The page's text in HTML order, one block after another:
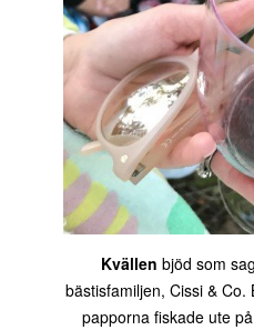
Kvällen bjöd som
bästisfamiljen, Cissi &
papporna fiskade ute